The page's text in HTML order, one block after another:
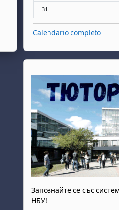
31
Calendario completo
Запознайте се със
НБУ!